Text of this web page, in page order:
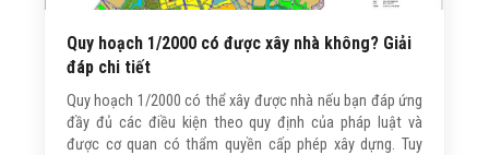
Quy hoạch 1/2000 có được xây nhà không? Giải
đáp chi tiết
Quy hoạch 1/2000 có thể xây được nhà nếu bạn đáp ứng
đầy đủ các điều kiện theo quy định của pháp luật và
được cơ quan có thẩm quyền cấp phép xây dựng. Tuy